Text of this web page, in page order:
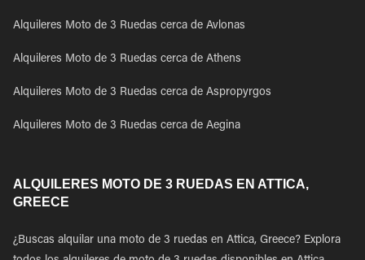
Alquileres Moto de 3 Ruedas cerca de Avlonas
Alquileres Moto de 3 Ruedas cerca de Athens
Alquileres Moto de 3 Ruedas cerca de Aspropyrgos
Alquileres Moto de 3 Ruedas cerca de Aegina
ALQUILERES MOTO DE 3 RUEDAS EN ATTICA,
GREECE
¿Buscas alquilar una moto de 3 ruedas en Attica, Greece? Explora